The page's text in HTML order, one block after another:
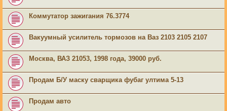
Коммутатор зажигания 76.3774
Вакуумный усилитель тормозов на Ваз 2103 2105 2107
Москва, ВАЗ 21053, 1998 года, 39000 руб.
Продам Б/У маску сварщика фубаг ултима 5-13
Продам авто